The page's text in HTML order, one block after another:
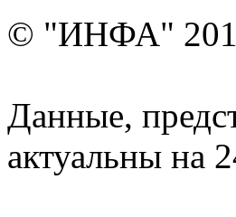
© "ИНФА"
Данные,
актуальны на